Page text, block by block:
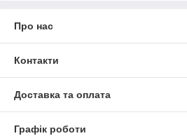
Про нас
Контакти
Доставка та оплата
Графік роботи